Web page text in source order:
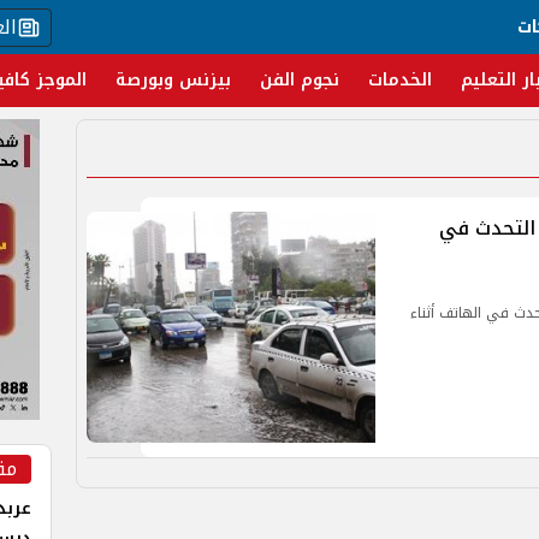
التعليم الخدمات نجوم الفن بيزنس وبورصة الموجز
التحدث في
في الهاتف أثناء